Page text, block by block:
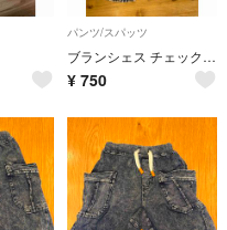
パンツ/スパッツ
ブランシェス チェック柄 ハーフパンツ サイズ150
¥ 750